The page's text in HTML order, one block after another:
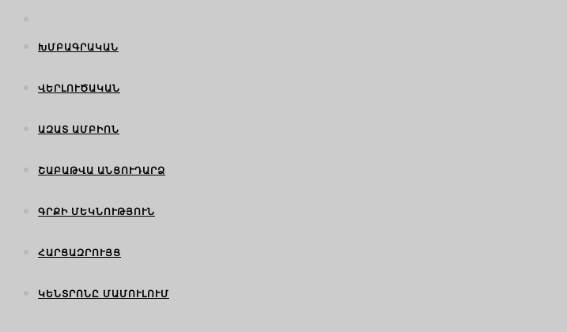
ԽՄԲԱԳՐԱԿԱՆ
ՎԵՐԼՈՒԾԱԿԱՆ
ԱԶԱՏ ԱՄԲԻՈՆ
ՇԱԲԱԹՎԱ ԱՆՑՈՒԴԱՐՁ
ԳՐՔԻ ՄԵԿՆՈՒԹՅՈՒՆ
ՀԱՐՑԱԶՐՈՒՅՑ
ԿԵՆՏՐՈՆԸ ՄԱՄՈՒԼՈՒՄ